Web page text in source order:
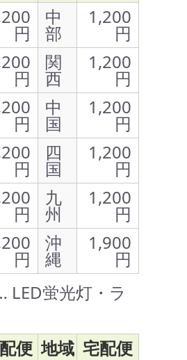
円
中
部
1,200
円
円
関
西
1,200
円
円
中
国
1,200
円
円
四
国
1,200
円
円
九
州
1,200
円
円
沖
縄
1,900
円
LED蛍光灯・ラ
便 地域 宅配便